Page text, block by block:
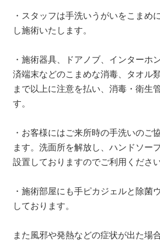
・スタッフは手洗いうがいをこまめ
し施術いたします。
・施術器具、ドアノブ、インターホ
済端末などのこまめな消毒、タオル
まで以上に注意を払い、消毒・衛生
す。
・お客様にはご来所時の手洗いのご
ます。洗面所を解放し、ハンドソー
設置しておりますのでご利用ください
・施術部屋にも手ピカジェルと除菌
しております。
また風邪や発熱などの症状が出た場